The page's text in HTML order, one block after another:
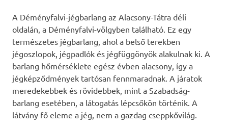
A Déményfalvi-jégbarlang az Alacsony-Tátra déli
oldalán, a Déményfalvi-völgyben található. Ez egy
természetes jégbarlang, ahol a belső terekben
jégoszlopok, jégpadlók és jégfüggönyök alakulnak ki. A
barlang hőmérséklete egész évben alacsony, így a
jégképződmények tartósan fennmaradnak. A járatok
meredekebbek és rövidebbek, mint a Szabadság-
barlang esetében, a látogatás lépcsőkön történik. A
látvány fő eleme a jég, nem a gazdag cseppkővilág.